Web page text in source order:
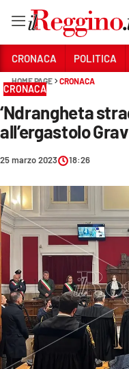
Sezioni
CRONACA
POLITICA
AMBIENTE
SOCIETÀ
CULTURA
ECONOMIA E LAVORO
EVENTI
SPORT
CRONACA POLITICA
HOME PAGE CRONACA
CRONACA
‘Ndrangheta
all’ergastolo
25 marzo 2023 18:26